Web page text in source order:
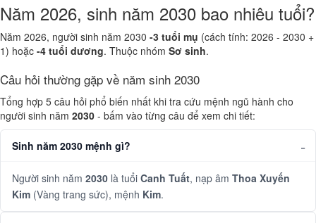
Năm 2026, sinh năm 2030 bao nhiêu tuổi?
Năm 2026, người sinh năm 2030 -3 tuổi mụ (cách tính: 2026 - 2030 +
1) hoặc -4 tuổi dương. Thuộc nhóm Sơ sinh.
Câu hỏi thường gặp về năm sinh 2030
Tổng hợp 5 câu hỏi phổ biến nhất khi tra cứu mệnh ngũ hành cho
người sinh năm 2030 - bấm vào từng câu để xem chi tiết:
Sinh năm 2030 mệnh gì?
Người sinh năm 2030 là tuổi Canh Tuất, nạp âm Thoa Xuyến
Kim (Vàng trang sức), mệnh Kim.